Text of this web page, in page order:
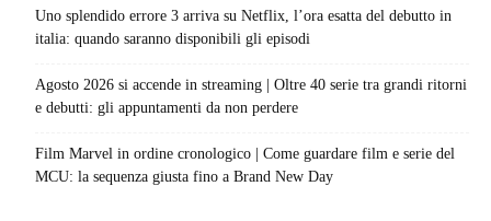
Uno splendido errore 3 arriva su Netflix, l’ora esatta del debutto in
italia: quando saranno disponibili gli episodi
Agosto 2026 si accende in streaming | Oltre 40 serie tra grandi ritorni
e debutti: gli appuntamenti da non perdere
Film Marvel in ordine cronologico | Come guardare film e serie del
MCU: la sequenza giusta fino a Brand New Day